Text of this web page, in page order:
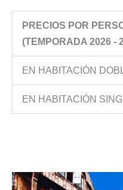
PRECIOS POR
(TEMPORADA 2026 -
EN HABITACIÓN
EN HABITACIÓN